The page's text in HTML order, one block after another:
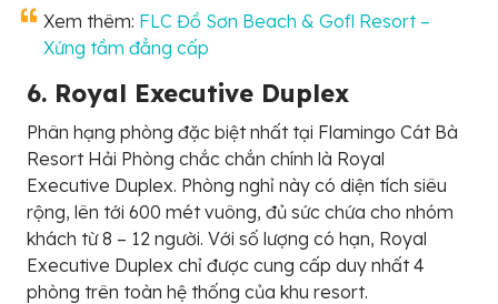
Xem thêm: FLC Đồ Sơn Beach & Gofl Resort –
Xứng tầm đẳng cấp
6. Royal Executive Duplex
Phân hạng phòng đặc biệt nhất tại Flamingo Cát Bà
Resort Hải Phòng chắc chắn chính là Royal
Executive Duplex. Phòng nghỉ này có diện tích siêu
rộng, lên tới 600 mét vuông, đủ sức chứa cho nhóm
khách từ 8 – 12 người. Với số lượng có hạn, Royal
Executive Duplex chỉ được cung cấp duy nhất 4
phòng trên toàn hệ thống của khu resort.